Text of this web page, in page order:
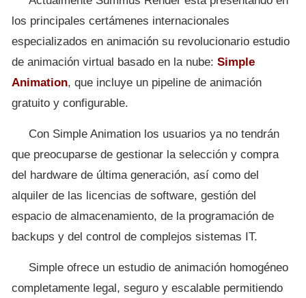
los principales certámenes internacionales
especializados en animación su revolucionario estudio
de animación virtual basado en la nube: Simple
Animation, que incluye un pipeline de animación
gratuito y configurable.
Con Simple Animation los usuarios ya no tendrán
que preocuparse de gestionar la selección y compra
del hardware de última generación, así como del
alquiler de las licencias de software, gestión del
espacio de almacenamiento, de la programación de
backups y del control de complejos sistemas IT.
Simple ofrece un estudio de animación homogéneo
completamente legal, seguro y escalable permitiendo